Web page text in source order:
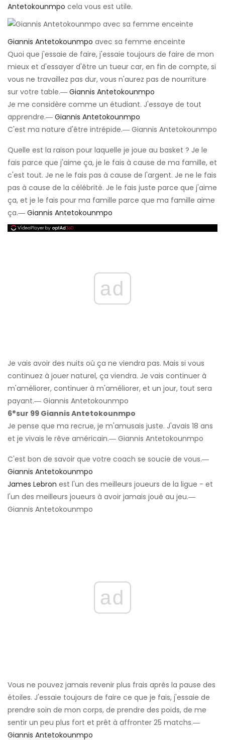
Antetokounmpo cela vous est utile.
Giannis Antetokounmpo avec sa femme enceinte
Quoi que j'essaie de faire, j'essaie toujours de faire de mon
mieux et d'essayer d'être un tueur car, en fin de compte, si
vous ne travaillez pas dur, vous n'aurez pas de nourriture
sur votre table.― Giannis Antetokounmpo
Je me considère comme un étudiant. J'essaye de tout
apprendre.― Giannis Antetokounmpo
C'est ma nature d'être intrépide.― Giannis Antetokounmpo
Quelle est la raison pour laquelle je joue au basket ? Je le
fais parce que j'aime ça, je le fais à cause de ma famille, et
c'est tout. Je ne le fais pas à cause de l'argent. Je ne le fais
pas à cause de la célébrité. Je le fais juste parce que j'aime
ça, et je le fais pour ma famille parce que ma famille aime
ça.― Giannis Antetokounmpo
ad
Je vais avoir des nuits où ça ne viendra pas. Mais si vous
continuez à jouer naturel, ça viendra. Je vais continuer à
m'améliorer, continuer à m'améliorer, et un jour, tout sera
payant.― Giannis Antetokounmpo
6esur 99 Giannis Antetokounmpo
Je pense que ma recrue, je m'amusais juste. J'avais 18 ans
et je vivais le rêve américain.― Giannis Antetokounmpo
C'est bon de savoir que votre coach se soucie de vous.―
Giannis Antetokounmpo
James Lebron est l'un des meilleurs joueurs de la ligue - et
l'un des meilleurs joueurs à avoir jamais joué au jeu.―
Giannis Antetokounmpo
ad
Vous ne pouvez jamais revenir plus frais après la pause des
étoiles. J'essaie toujours de faire ce que je fais, j'essaie de
prendre soin de mon corps, de prendre des poids, de me
sentir un peu plus fort et prêt à affronter 25 matchs.―
Giannis Antetokounmpo